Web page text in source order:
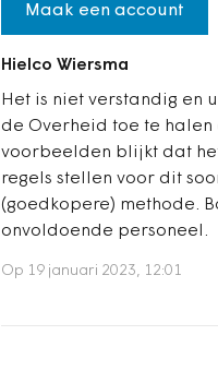
Maak een account
Hielco Wiersma
Het is niet verstandig en
de Overheid toe te
voorbeelden blijkt dat
regels stellen voor dit
(goedkopere) methode.
onvoldoende personeel.
Op 19 januari 2023, 12:01